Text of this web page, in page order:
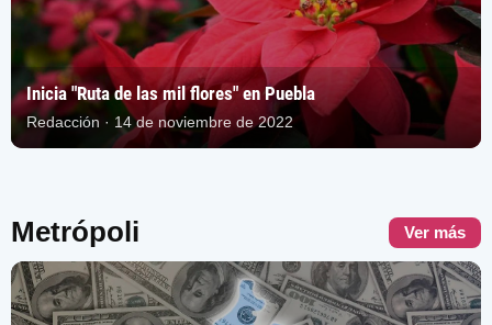
Inicia "Ruta de las mil flores" en Puebla
Redacción · 14 de noviembre de 2022
Metrópoli Ver más